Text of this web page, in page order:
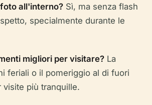
all'interno? Sì, ma senza flash
specialmente durante le
migliori per visitare? La
feriali o il pomeriggio al di fuori
visite più tranquille.